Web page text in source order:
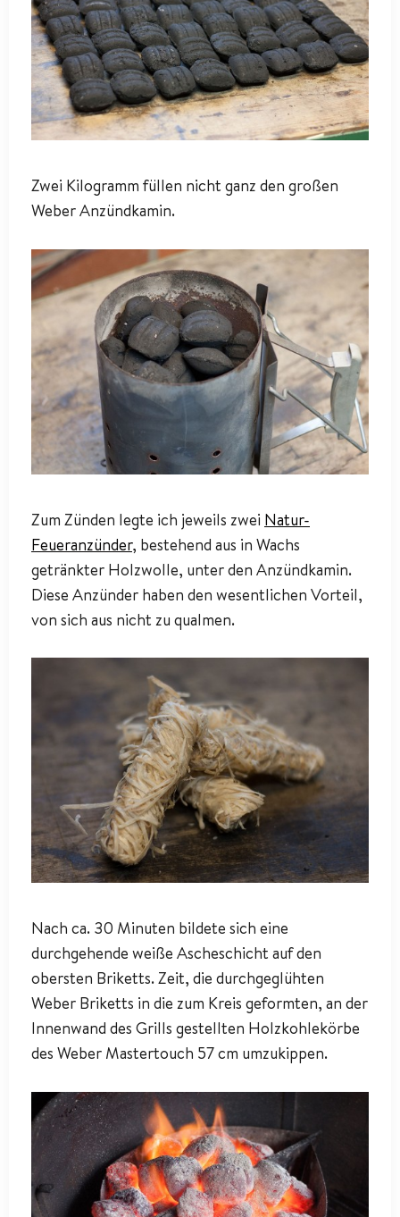
Zwei Kilogramm füllen nicht ganz den großen
Weber Anzündkamin.
Zum Zünden legte ich jeweils zwei Natur-
Feueranzünder, bestehend aus in Wachs
getränkter Holzwolle, unter den Anzündkamin.
Diese Anzünder haben den wesentlichen Vorteil,
von sich aus nicht zu qualmen.
Nach ca. 30 Minuten bildete sich eine
durchgehende weiße Ascheschicht auf den
obersten Briketts. Zeit, die durchgeglühten
Weber Briketts in die zum Kreis geformten, an der
Innenwand des Grills gestellten Holzkohlekörbe
des Weber Mastertouch 57 cm umzukippen.